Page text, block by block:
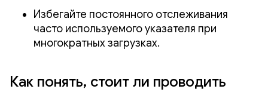
Избегайте постоянного отслеживания
часто используемого указателя при
многократных загрузках.
Как понять, стоит ли проводить